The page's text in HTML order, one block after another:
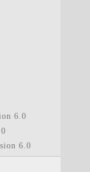
6.0
6.0